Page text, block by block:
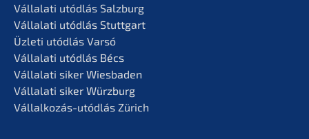
Vállala­ti utódlás Salzburg
Vállala­ti utódlás Stuttgart
Üzleti utódlás Varsó
Vállala­ti utódlás Bécs
Vállala­ti siker Wiesbaden
Vállala­ti siker Würzburg
Vállal­ko­zás-utódlás Zürich